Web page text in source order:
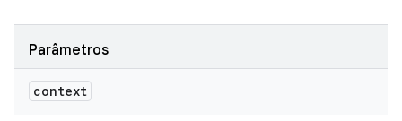
Parâmetros
context